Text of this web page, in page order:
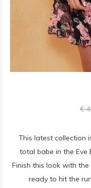
€
This latest collection
total babe in the Eve
Finish this look with
ready to hit the